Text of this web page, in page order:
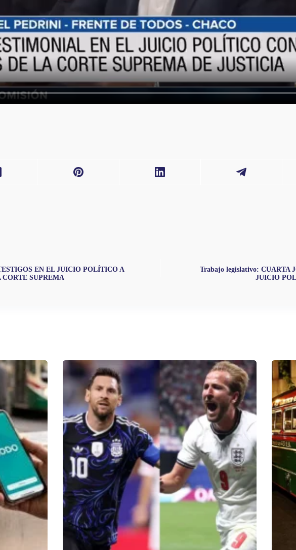
EN EL JUICIO POLÍTICO A
SUPREMA
Trabajo legislativo: CUARTA
JUICIO